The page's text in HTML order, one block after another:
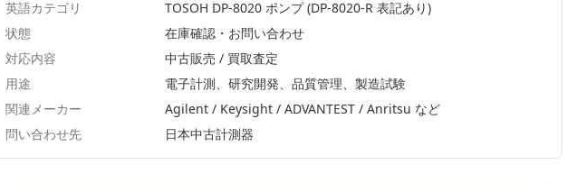
英語カテゴリ
TOSOH DP-8020 ポンプ (DP-8020-R 表記あり)
状態
在庫確認・お問い合わせ
対応内容
中古販売 / 買取査定
用途
電子計測、研究開発、品質管理、製造試験
関連メーカー
Agilent / Keysight / ADVANTEST / Anritsu など
問い合わせ先
日本中古計測器